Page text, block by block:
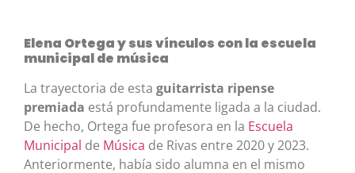
Elena Ortega y sus vínculos con la escuela
municipal de música
La trayectoria de esta guitarrista ripense
premiada está profundamente ligada a la ciudad.
De hecho, Ortega fue profesora en la Escuela
Municipal de Música de Rivas entre 2020 y 2023.
Anteriormente, había sido alumna en el mismo